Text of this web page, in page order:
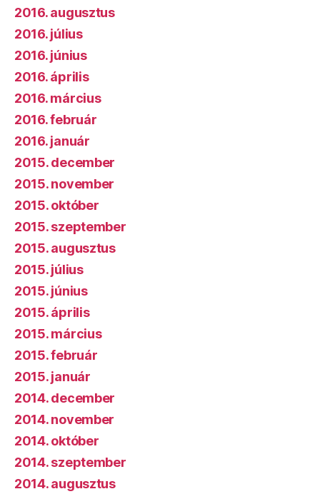
2016. augusztus
2016. július
2016. június
2016. április
2016. március
2016. február
2016. január
2015. december
2015. november
2015. október
2015. szeptember
2015. augusztus
2015. július
2015. június
2015. április
2015. március
2015. február
2015. január
2014. december
2014. november
2014. október
2014. szeptember
2014. augusztus